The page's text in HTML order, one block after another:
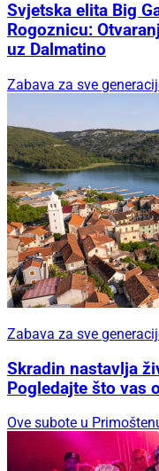
Svjetska elita Big
Rogoznicu:
uz Dalmatino
Zabava za sve
Zabava za sve
Skradin nastavlja
Pogledajte što vas
Ove subote u